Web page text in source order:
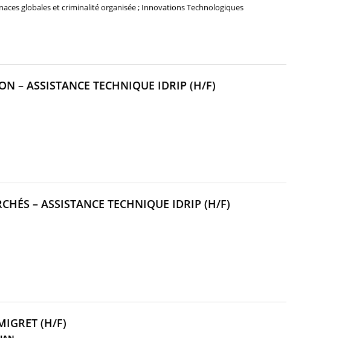
globales et criminalité organisée ; Innovations Technologiques
– ASSISTANCE TECHNIQUE IDRIP (H/F)
– ASSISTANCE TECHNIQUE IDRIP (H/F)
(H/F)